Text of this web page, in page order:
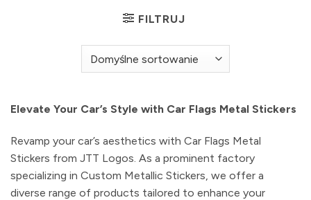
FILTRUJ
Elevate Your Car’s Style with Car Flags Metal Stickers
Revamp your car’s aesthetics with Car Flags Metal
Stickers from JTT Logos. As a prominent factory
specializing in Custom Metallic Stickers, we offer a
diverse range of products tailored to enhance your